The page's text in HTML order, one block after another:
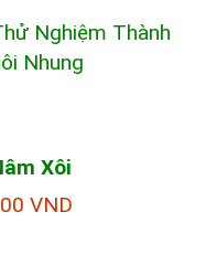
Nghiệm Thành
Nhung
Xôi
VND